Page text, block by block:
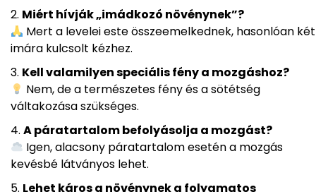
Miért hívják „imádkozó növénynek”?
Mert a levelei este összeemelkednek, hasonlóan két
imára kulcsolt kézhez.
Kell valamilyen speciális fény a mozgáshoz?
Nem, de a természetes fény és a sötétség
váltakozása szükséges.
A páratartalom befolyásolja a mozgást?
Igen, alacsony páratartalom esetén a mozgás
kevésbé látványos lehet.
Lehet káros a növénynek a folyamatos